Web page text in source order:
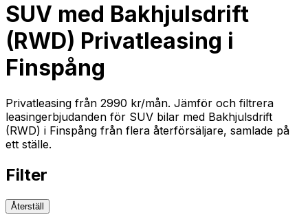
SUV med Bakhjulsdrift
(RWD) Privatleasing i
Finspång
Privatleasing från 2990 kr/mån. Jämför och filtrera
leasingerbjudanden för SUV bilar med Bakhjulsdrift
(RWD) i Finspång från flera återförsäljare, samlade på
ett ställe.
Filter
Återställ